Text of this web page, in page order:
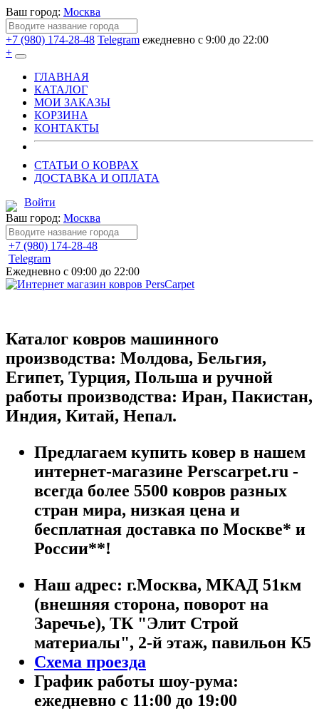
Ваш город: Москва
+7 (980) 174-28-48 Telegram ежедневно с 9:00 до 22:00
+
ГЛАВНАЯ
КАТАЛОГ
МОИ ЗАКАЗЫ
КОРЗИНА
КОНТАКТЫ
СТАТЬИ О КОВРАХ
ДОСТАВКА И ОПЛАТА
Войти
Ваш город: Москва
+7 (980) 174-28-48
Telegram
Ежедневно с 09:00 до 22:00
Каталог ковров машинного
производства: Молдова, Бельгия,
Египет, Турция, Польша и ручной
работы производства: Иран, Пакистан,
Индия, Китай, Непал.
Предлагаем купить ковер в нашем
интернет-магазине Perscarpet.ru -
всегда более 5500 ковров разных
стран мира, низкая цена и
бесплатная доставка по Москве* и
России**!
Наш адрес: г.Москва, МКАД 51км
(внешняя сторона, поворот на
Заречье), ТК "Элит Строй
материалы", 2-й этаж, павильон К5
Схема проезда
График работы шоу-рума:
ежедневно с 11:00 до 19:00